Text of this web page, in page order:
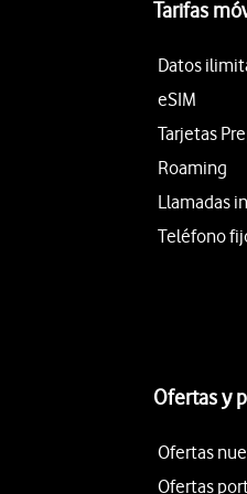
Tarifas
Datos
eSIM
Tarjetas
Roaming
Llamadas
Teléfono
Ofertas y
Ofertas
Ofertas